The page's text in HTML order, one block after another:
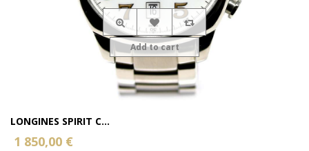
LONGINES SPIRIT C...
1 850,00 €
Add to cart